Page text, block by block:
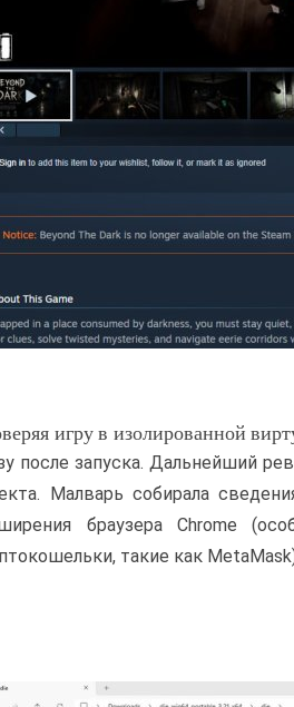
игру в изолированной
после запуска. Дальнейший
Малварь собирала
браузера Chrome
такие как